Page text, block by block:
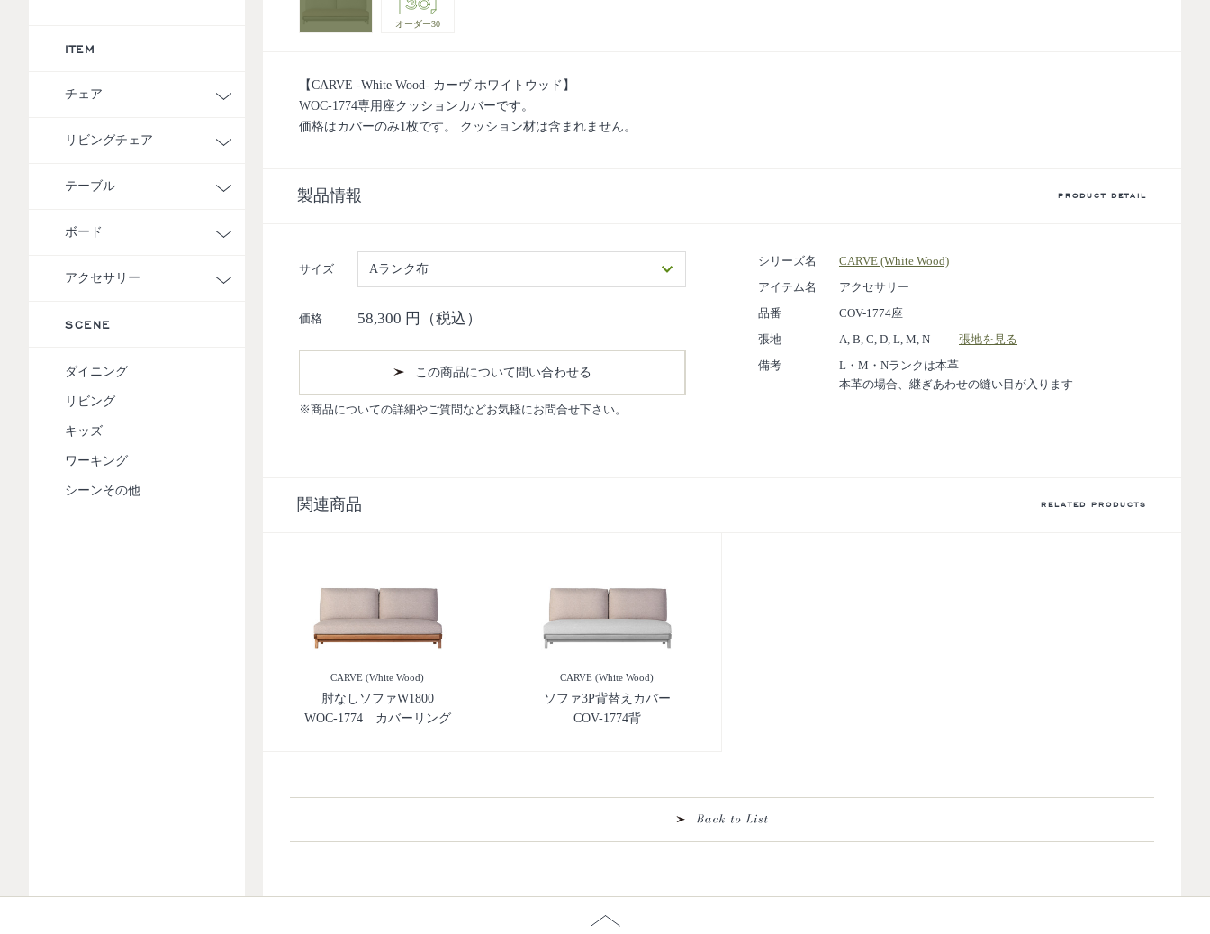
オーダー30
【CARVE -White Wood- カーヴ ホワイトウッド】
WOC-1774専用座クッションカバーです。
価格はカバーのみ1枚です。 クッション材は含まれません。
製品情報 PRODUCT DETAIL
サイズ Aランク布
価格 58,300 円（税込）
この商品について問い合わせる
※商品についての詳細やご質問などお気軽にお問合せ下さい。
シリーズ名
CARVE (White Wood)
アイテム名
アクセサリー
品番
COV-1774座
張地
A, B, C, D, L, M, N
張地を見る
備考
L・M・Nランクは本革
本革の場合、継ぎあわせの縫い目が入ります
関連商品 RELATED PRODUCTS
CARVE (White Wood)
肘なしソファW1800
WOC-1774 カバーリング
CARVE (White Wood)
ソファ3P背替えカバー
COV-1774背
ITEM
チェア
リビングチェア
テーブル
ボード
アクセサリー
SCENE
ダイニング
リビング
キッズ
ワーキング
シーンその他